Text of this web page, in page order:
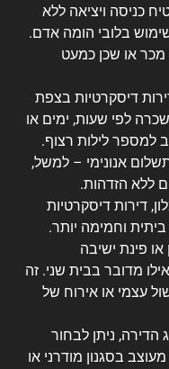
כניסה ויציאה ללא
בלובי הומה אדם.
או שכן כמעט
דיסקרטיות בצפת
לפי שעות, ימים או
למספר לילות רצוף.
אנונימי – למשל,
ללא הזדהות.
דירות דיסקרטיות
וחמימה יותר.
או פינת ישיבה
מדובר בבית שני. זה
עצמי או אירוח של
ניתן לבחור
בסגנון מודרני או